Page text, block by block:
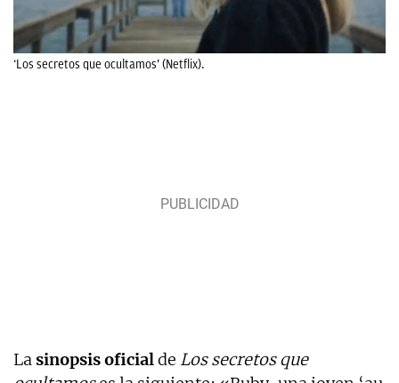
‘Los secretos que ocultamos’ (Netflix).
Lasinopsis oficialde Los secretos que